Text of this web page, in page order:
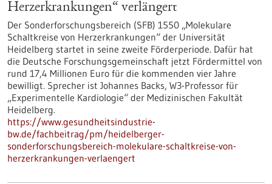
Herzerkrankungen“ verlängert
Der Sonderforschungsbereich (SFB) 1550 „Molekulare
Schaltkreise von Herzerkrankungen“ der Universität
Heidelberg startet in seine zweite Förderperiode. Dafür hat
die Deutsche Forschungsgemeinschaft jetzt Fördermittel von
rund 17,4 Millionen Euro für die kommenden vier Jahre
bewilligt. Sprecher ist Johannes Backs, W3-Professor für
„Experimentelle Kardiologie“ der Medizinischen Fakultät
Heidelberg.
https://www.gesundheitsindustrie-
bw.de/fachbeitrag/pm/heidelberger-
sonderforschungsbereich-molekulare-schaltkreise-von-
herzerkrankungen-verlaengert